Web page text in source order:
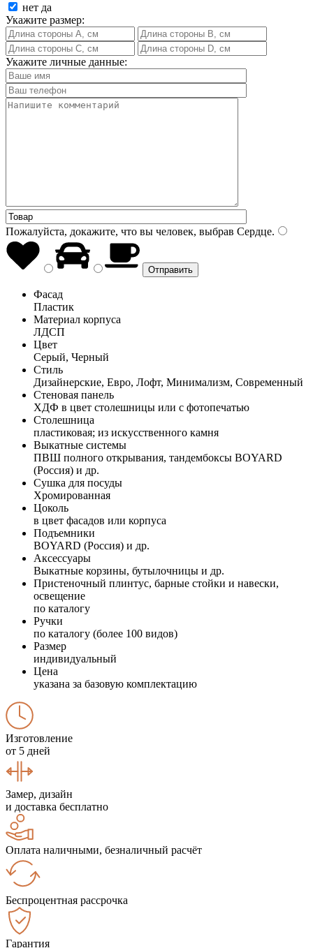
нет да
Укажите размер:
Укажите личные данные:
Пожалуйста, докажите, что вы человек, выбрав Сердце.
Фасад
Пластик
Материал корпуса
ЛДСП
Цвет
Серый, Черный
Стиль
Дизайнерские, Евро, Лофт, Минимализм, Современный
Стеновая панель
ХДФ в цвет столешницы или с фотопечатью
Столешница
пластиковая; из искусственного камня
Выкатные системы
ПВШ полного открывания, тандембоксы BOYARD
(Россия) и др.
Сушка для посуды
Хромированная
Цоколь
в цвет фасадов или корпуса
Подъемники
BOYARD (Россия) и др.
Аксессуары
Выкатные корзины, бутылочницы и др.
Пристеночный плинтус, барные стойки и навески,
освещение
по каталогу
Ручки
по каталогу (более 100 видов)
Размер
индивидуальный
Цена
указана за базовую комплектацию
Изготовление
от 5 дней
Замер, дизайн
и доставка бесплатно
Оплата наличными, безналичный расчёт
Беспроцентная рассрочка
Гарантия